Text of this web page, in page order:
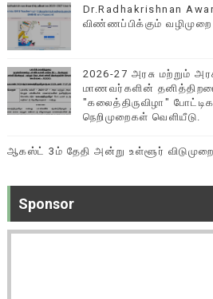
Dr.Radhakrishnan
விண்ணப்பிக்கும் வழிமுறை
2026-27 அரசு மற்றும்
மாணவர்களின்
"கலைத்திருவிழா"
நெறிமுறைகள் வெளியீடு.
ஆகஸ்ட் 3ம் தேதி அன்று உள்ளூர் விடுமுறை
Sponsor